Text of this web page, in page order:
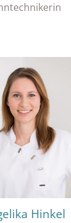
Hinkel